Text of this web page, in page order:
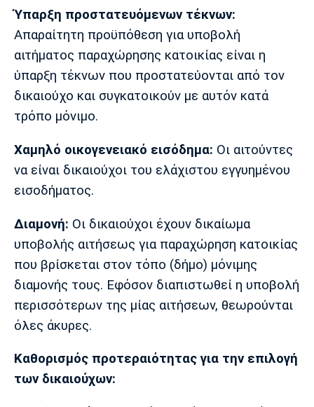
Ύπαρξη προστατευόμενων τέκνων:
Απαραίτητη προϋπόθεση για υποβολή
αιτήματος παραχώρησης κατοικίας είναι η
ύπαρξη τέκνων που προστατεύονται από τον
δικαιούχο και συγκατοικούν με αυτόν κατά
τρόπο μόνιμο.
Χαμηλό οικογενειακό εισόδημα: Οι αιτούντες
να είναι δικαιούχοι του ελάχιστου εγγυημένου
εισοδήματος.
Διαμονή: Οι δικαιούχοι έχουν δικαίωμα
υποβολής αιτήσεως για παραχώρηση κατοικίας
που βρίσκεται στον τόπο (δήμο) μόνιμης
διαμονής τους. Εφόσον διαπιστωθεί η υποβολή
περισσότερων της μίας αιτήσεων, θεωρούνται
όλες άκυρες.
Καθορισμός προτεραιότητας για την επιλογή
των δικαιούχων: